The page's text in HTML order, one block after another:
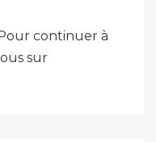
continuer à
sur